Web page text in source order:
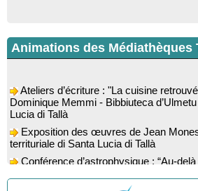
Animations des Médiathèques
Dominique Memmi - Bibbiuteca d’Ulmetu
Lucia di Tallà
Exposition des œuvres de Jean
territuriale di Santa Lucia di Tallà
Conférence d’astrophysique : “Au-delà
l’astrophysicien Paul Guerrini -